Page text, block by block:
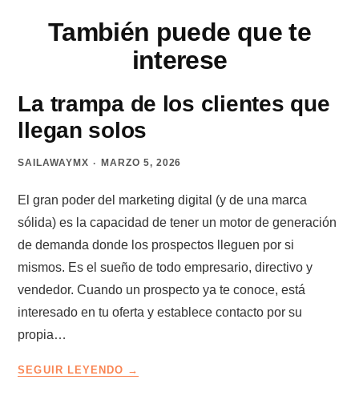
También puede que te
interese
La trampa de los clientes que
llegan solos
SAILAWAYMX MARZO 5, 2026
El gran poder del marketing digital (y de una marca
sólida) es la capacidad de tener un motor de generación
de demanda donde los prospectos lleguen por si
mismos. Es el sueño de todo empresario, directivo y
vendedor. Cuando un prospecto ya te conoce, está
interesado en tu oferta y establece contacto por su
propia…
SEGUIR LEYENDO